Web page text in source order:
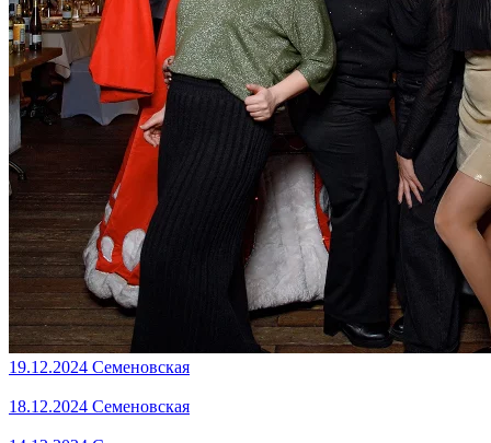
19.12.2024 Семеновская
18.12.2024 Семеновская